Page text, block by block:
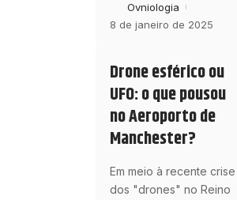
Ovniologia
8 de janeiro de 2025
Drone esférico ou
UFO: o que pousou
no Aeroporto de
Manchester?
Em meio à recente crise
dos "drones" no Reino